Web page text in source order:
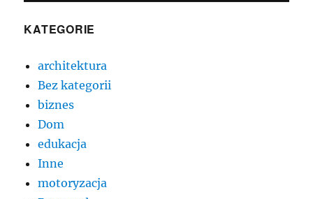
KATEGORIE
architektura
Bez kategorii
biznes
Dom
edukacja
Inne
motoryzacja